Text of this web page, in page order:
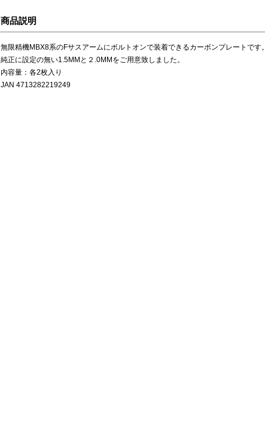
商品説明
無限精機MBX8系のFサスアームにボルトオンで装着できるカーボンプレートです。
純正に設定の無い1.5MMと２.0MMをご用意致しました。
内容量：各2枚入り
JAN 4713282219249